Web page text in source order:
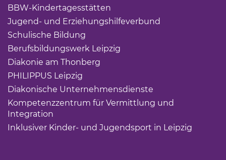
BBW-Kindertagesstätten
Jugend- und Erziehungshilfeverbund
Schulische Bildung
Berufsbildungswerk Leipzig
Diakonie am Thonberg
PHILIPPUS Leipzig
Diakonische Unternehmensdienste
Kompetenzzentrum für Vermittlung und
Integration
Inklusiver Kinder- und Jugendsport in Leipzig